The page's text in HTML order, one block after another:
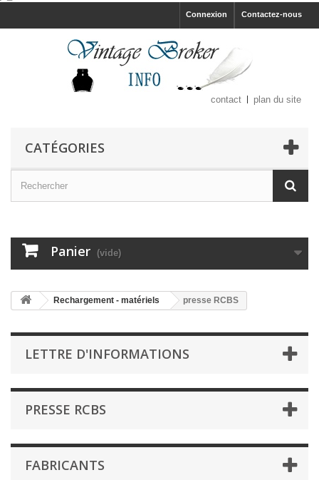
Contactez-nous
Connexion
contact plan du site
CATÉGORIES
Panier (vide)
Rechargement - matériels presse RCBS
LETTRE D'INFORMATIONS
PRESSE RCBS
FABRICANTS